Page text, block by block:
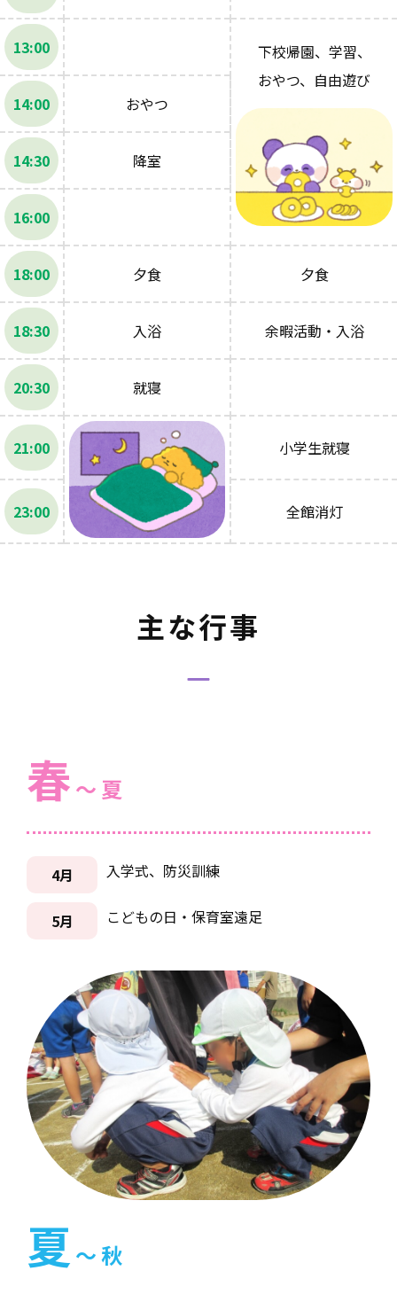
13:00
下校帰園、学習、
おやつ、自由遊び
14:00
おやつ
14:30 降室
16:00
18:00 夕食 夕食
18:30 入浴 余暇活動・入浴
20:30 就寝
21:00 小学生就寝
23:00 全館消灯
主な行事
春 ～ 夏
4月 入学式、防災訓練
5月 こどもの日・保育室遠足
夏 ～ 秋